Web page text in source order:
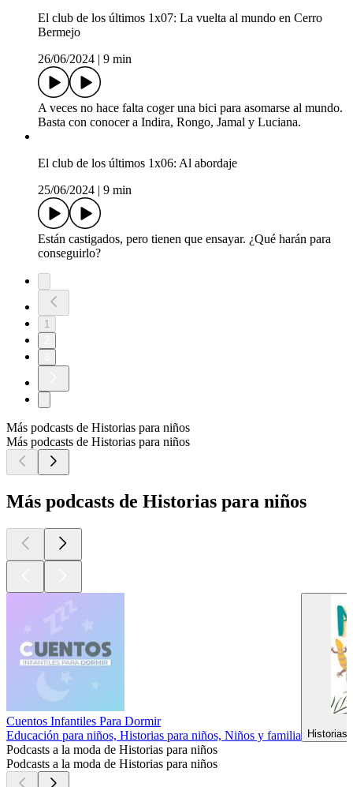
El club de los últimos 1x07: La vuelta al mundo en Cerro
Bermejo
26/06/2024
9 min
A veces no hace falta coger una bici para asomarse al mundo.
Basta con conocer a Indira, Rongo, Jamal y Luciana.
El club de los últimos 1x06: Al abordaje
25/06/2024
9 min
Están castigados, pero tienen que ensayar. ¿Qué harán para
conseguirlo?
1
Más podcasts de Historias para niños
Más podcasts de Historias para niños
Más podcasts de Historias para niños
Cuentos Infantiles Para Dormir
Educación para niños, Historias para niños, Niños y familia
Historias
Podcasts a la moda de Historias para niños
Podcasts a la moda de Historias para niños